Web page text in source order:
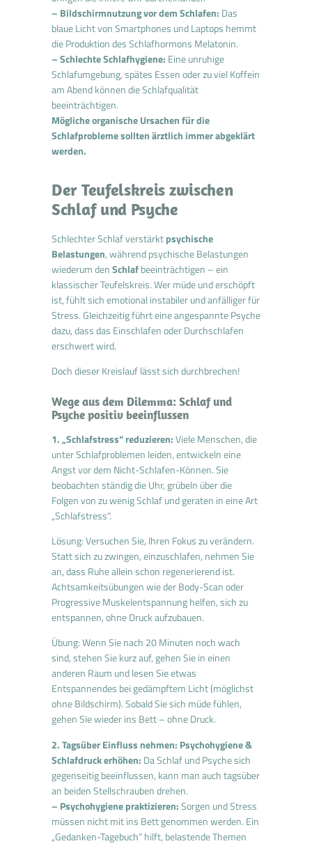
– Bildschirmnutzung vor dem Schlafen: Das
blaue Licht von Smartphones und Laptops hemmt
die Produktion des Schlafhormons Melatonin.
– Schlechte Schlafhygiene: Eine unruhige
Schlafumgebung, spätes Essen oder zu viel Koffein
am Abend können die Schlafqualität
beeinträchtigen.
Mögliche organische Ursachen für die
Schlafprobleme sollten ärztlich immer abgeklärt
werden.
Der Teufelskreis zwischen
Schlaf und Psyche
Schlechter Schlaf verstärktpsychische
Belastungen, während psychische Belastungen
wiederum denSchlafbeeinträchtigen – ein
klassischer Teufelskreis. Wer müde und erschöpft
ist, fühlt sich emotional instabiler und anfälliger für
Stress. Gleichzeitig führt eine angespannte Psyche
dazu, dass das Einschlafen oder Durchschlafen
erschwert wird.
Doch dieser Kreislauf lässt sich durchbrechen!
Wege aus dem Dilemma: Schlaf und
Psyche positiv beeinflussen
1. „Schlafstress“ reduzieren:Viele Menschen, die
unter Schlafproblemen leiden, entwickeln eine
Angst vor dem Nicht-Schlafen-Können. Sie
beobachten ständig die Uhr, grübeln über die
Folgen von zu wenig Schlaf und geraten in eine Art
„Schlafstress“.
Lösung: Versuchen Sie, Ihren Fokus zu verändern.
Statt sich zu zwingen, einzuschlafen, nehmen Sie
an, dass Ruhe allein schon regenerierend ist.
Achtsamkeitsübungen wie der Body-Scan oder
Progressive Muskelentspannung helfen, sich zu
entspannen, ohne Druck aufzubauen.
Übung: Wenn Sie nach 20 Minuten noch wach
sind, stehen Sie kurz auf, gehen Sie in einen
anderen Raum und lesen Sie etwas
Entspannendes bei gedämpftem Licht (möglichst
ohne Bildschirm). Sobald Sie sich müde fühlen,
gehen Sie wieder ins Bett – ohne Druck.
2. Tagsüber Einfluss nehmen: Psychohygiene &
Schlafdruck erhöhen: Da Schlaf und Psyche sich
gegenseitig beeinflussen, kann man auch tagsüber
an beiden Stellschrauben drehen.
– Psychohygiene praktizieren:Sorgen und Stress
müssen nicht mit ins Bett genommen werden. Ein
„Gedanken-Tagebuch“ hilft, belastende Themen